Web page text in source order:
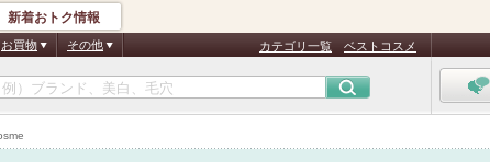
新着おトク情報
お買物 その他 カテゴリ一覧 ベストコスメ
ん